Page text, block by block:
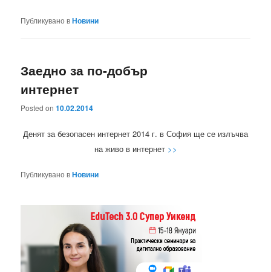
Публикувано вНовини
Заедно за по-добър
интернет
Posted on10.02.2014
Денят за безопасен интернет 2014 г. в София ще се излъчва
на живо в интернет >>
Публикувано вНовини